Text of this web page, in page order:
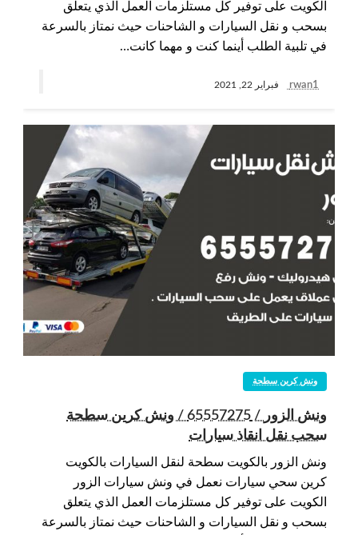
الكويت على توفير كل مستلزمات العمل الذي يتعلق
بسحب و نقل السيارات و الشاحنات حيث نمتاز بالسرعة
في تلبية الطلب أينما كنت و مهما كانت…
rwan1 فبراير 22, 2021
ونش كرين سطحة
ونش الزور / 65557275 / ونش كرين سطحة
سحب نقل انقاذ سيارات
ونش الزور بالكويت سطحة لنقل السيارات بالكويت
كرين سحي سيارات نعمل في ونش سيارات الزور
الكويت على توفير كل مستلزمات العمل الذي يتعلق
بسحب و نقل السيارات و الشاحنات حيث نمتاز بالسرعة